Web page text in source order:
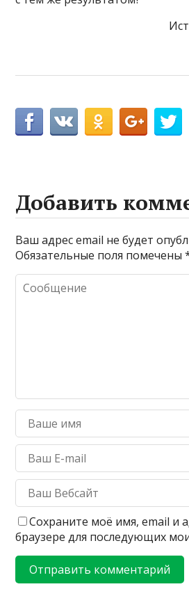
Добавить
Ваш адрес email не будет
Обязательные поля помечены
Сохраните моё имя, email и
браузере для последующих